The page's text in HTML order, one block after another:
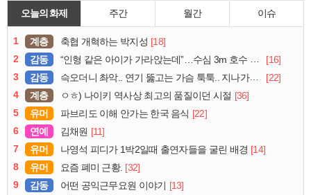
오늘의 화제 주간 월간 이슈
1 계층 축협 개혁하는 박지성 [18]
2
감동 “인형 같은 아이가 가라앉는데”…수심 3m 호수 뛰어든 60대 의인
[16]
3
감동 슥오더니 촤악.. 연기 뚫고는 가슴 툭툭.. 지나가던 아재의 정체
[22]
4
계층 ㅇㅎ) 나이키 역사상 최고의 품질이던 시절 [36]
5
유머 파브리도 이해 안가는 한국 음식 [22]
6
연예 김채원 [11]
7
유머 나영석 피디가 1박2일때 출연자들을 굴린 배경 [14]
8
유머 요즘 폐미 근황. [32]
9
감동 어떤 공익근무요원 이야기 [13]